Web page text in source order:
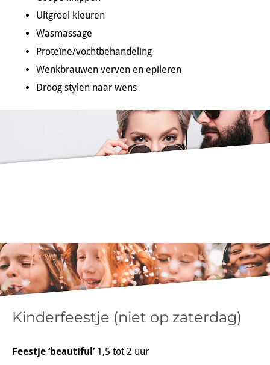
Uitgroei kleuren
Wasmassage
Proteïne/vochtbehandeling
Wenkbrauwen verven en epileren
Droog stylen naar wens
Kinderfeestje (niet op zaterdag)
Feestje ‘beautiful’1,5 tot 2 uur